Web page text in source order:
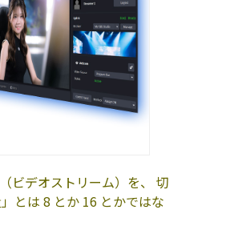
ビデオストリーム）を、 切
とは 8 とか 16 とかではな